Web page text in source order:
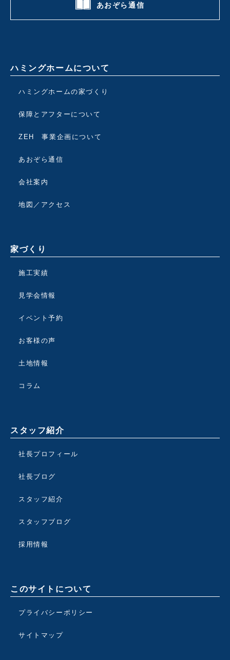
あおぞら通信
ハミングホームについて
ハミングホームの家づくり
保障とアフターについて
ZEH 事業企画について
あおぞら通信
会社案内
地図／アクセス
家づくり
施工実績
見学会情報
イベント予約
お客様の声
土地情報
コラム
スタッフ紹介
社長プロフィール
社長ブログ
スタッフ紹介
スタッフブログ
採用情報
このサイトについて
プライバシーポリシー
サイトマップ